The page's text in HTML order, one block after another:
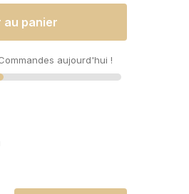
au panier
aujourd'hui !